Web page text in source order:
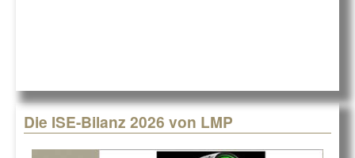
Die ISE-Bilanz 2026 von LMP